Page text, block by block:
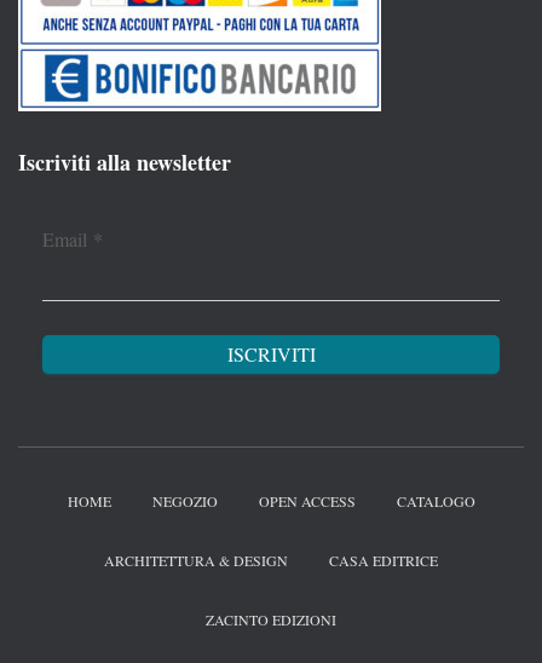
Iscriviti alla newsletter
Email *
HOME NEGOZIO OPEN ACCESS CATALOGO
ARCHITETTURA & DESIGN CASA EDITRICE
ZACINTO EDIZIONI